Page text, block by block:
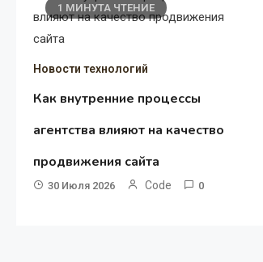
1 МИНУТА ЧТЕНИЕ
Новости технологий
Как внутренние процессы
агентства влияют на качество
продвижения сайта
30 Июля 2026 Code 0